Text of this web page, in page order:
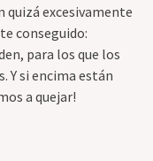
quizá excesivamente
conseguido:
para los que los
Y si encima están
a quejar!